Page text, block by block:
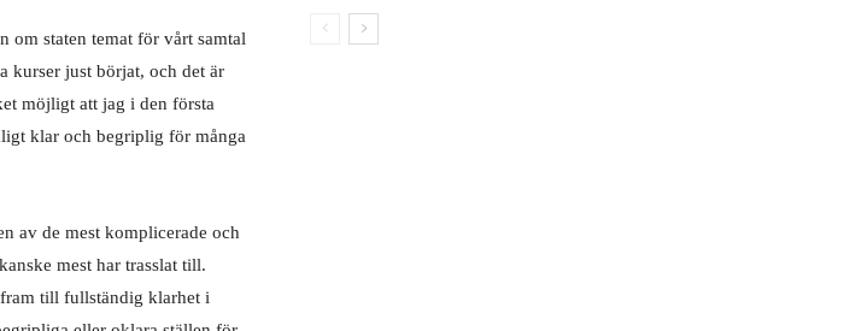
om staten temat för vårt samtal
kurser just börjat, och det är
möjligt att jag i den första
klar och begriplig för många
av de mest komplicerade och
mest har trasslat till.
till fullständig klarhet i